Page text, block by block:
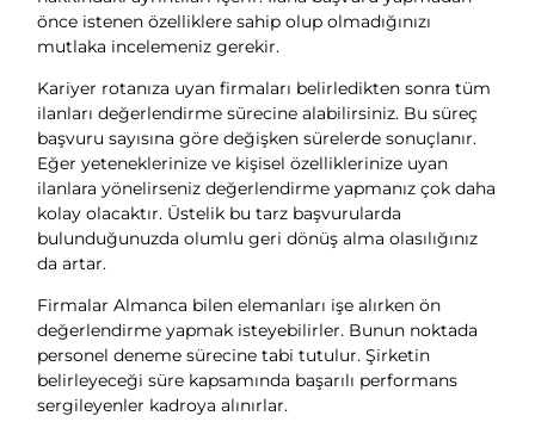
önce istenen özelliklere sahip olup olmadığınızı
mutlaka incelemeniz gerekir.
Kariyer rotanıza uyan firmaları belirledikten sonra tüm
ilanları değerlendirme sürecine alabilirsiniz. Bu süreç
başvuru sayısına göre değişken sürelerde sonuçlanır.
Eğer yeteneklerinize ve kişisel özelliklerinize uyan
ilanlara yönelirseniz değerlendirme yapmanız çok daha
kolay olacaktır. Üstelik bu tarz başvurularda
bulunduğunuzda olumlu geri dönüş alma olasılığınız
da artar.
Firmalar Almanca bilen elemanları işe alırken ön
değerlendirme yapmak isteyebilirler. Bunun noktada
personel deneme sürecine tabi tutulur. Şirketin
belirleyeceği süre kapsamında başarılı performans
sergileyenler kadroya alınırlar.